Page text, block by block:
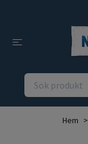
Hem